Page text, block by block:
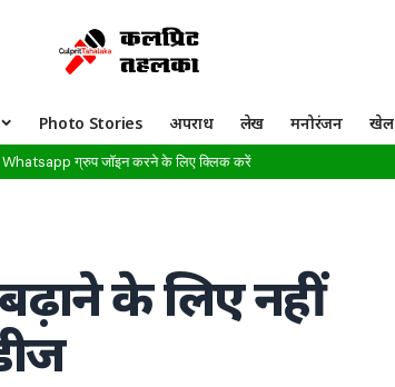
Photo Stories अपराध लेख मनोरंजन खेल
Whatsapp ग्रुप जॉइन करने के लिए क्लिक करें
के लिए नहीं